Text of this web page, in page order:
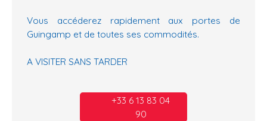
Vous accéderez rapidement aux portes de
Guingamp et de toutes ses commodités.
A VISITER SANS TARDER
+33 6 13 83 04
90